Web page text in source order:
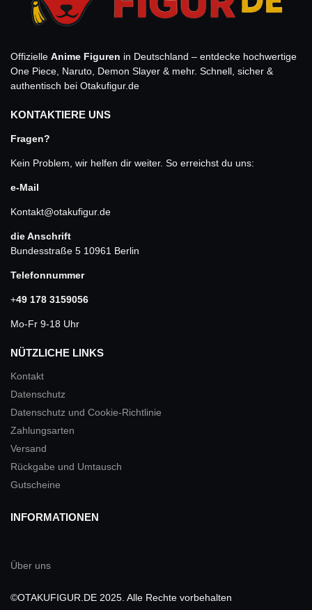
Offizielle Anime Figuren in Deutschland – entdecke hochwertige
One Piece, Naruto, Demon Slayer & mehr. Schnell, sicher &
authentisch bei Otakufigur.de
KONTAKTIERE UNS
Fragen?
Kein Problem, wir helfen dir weiter. So erreichst du uns:
e-Mail
Kontakt@otakufigur.de
die Anschrift
Bundesstraße 5 10961 Berlin
Telefonnummer
+49 178 3159056
Mo-Fr 9-18 Uhr
NÜTZLICHE LINKS
Kontakt
Datenschutz
Datenschutz und Cookie-Richtlinie
Zahlungsarten
Versand
Rückgabe und Umtausch
Gutscheine
INFORMATIONEN
Über uns
©OTAKUFIGUR.DE 2025. Alle Rechte vorbehalten